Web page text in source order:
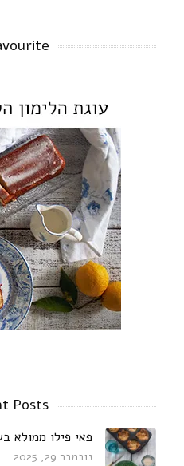
Posts
פאי פילו ממולא
נובמבר 29, 2025